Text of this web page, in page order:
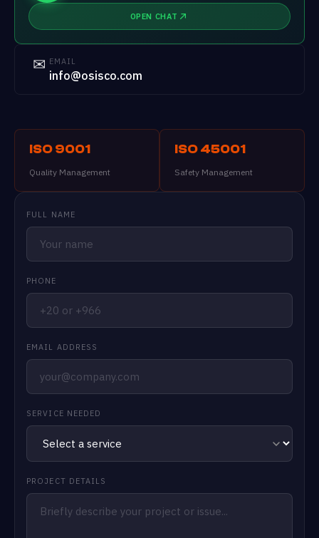
OPEN CHAT
✉ EMAIL
info@osisco.com
ISO 9001
Quality Management
ISO 45001
Safety Management
FULL NAME
PHONE
EMAIL ADDRESS
SERVICE NEEDED
PROJECT DETAILS